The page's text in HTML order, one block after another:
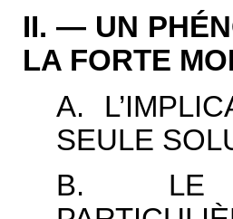
II. — UN
LA FORTE
A.
SEULE
B. LE